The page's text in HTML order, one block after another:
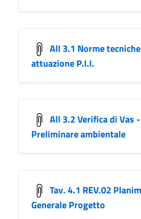
All 3.1 Norme
attuazione P.I.I.
All 3.2 Verifica di Vas
Preliminare ambientale
Tav. 4.1 REV.02
Generale Progetto